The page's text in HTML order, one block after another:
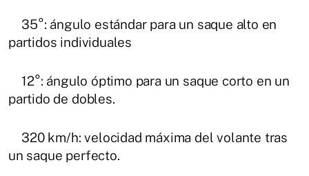
35°: ángulo estándar para un saque alto en
partidos individuales
12°: ángulo óptimo para un saque corto en un
partido de dobles.
320 km/h: velocidad máxima del volante tras
un saque perfecto.